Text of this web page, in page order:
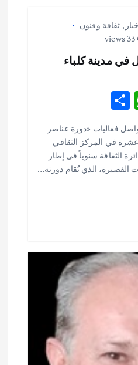
, ثقافة وفنون
33 views
في مدينة كلباء
W
h
at
s
A
h
ar
e
فعاليات «دورة عناصر
في المركز الثقافي
الثقافة سنوياً في إطار
القصيرة، الذي تُقام دورته…